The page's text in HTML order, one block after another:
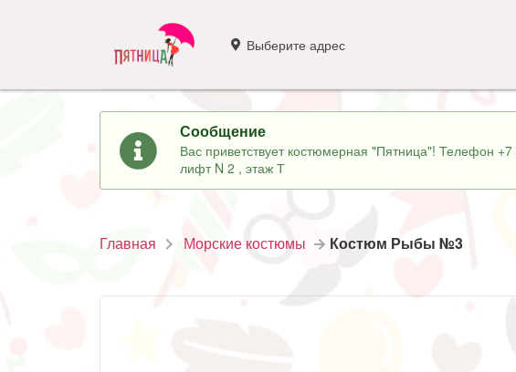
Выберите адрес
Сообщение
Вас приветствует костюмерная "Пятница"! Телефон
лифт N 2 , этаж Т
Главная Морские костюмы Костюм Рыбы №3